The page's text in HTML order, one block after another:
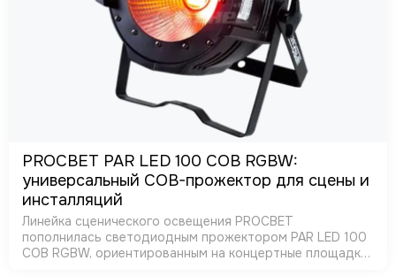
PROCBET PAR LED 100 COB RGBW:
универсальный COB-прожектор для сцены и
инсталляций
Линейка сценического освещения PROCBET
пополнилась светодиодным прожектором PAR LED 100
COB RGBW, ориентированным на концертные площадки,